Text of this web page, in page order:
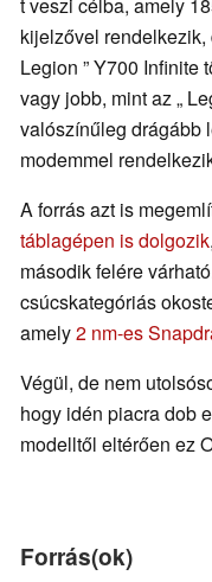
kijelzővel rendelkezik,
Legion ” Y700 Infinite
vagy jobb, mint az „
valószínűleg drágább
modemmel
A forrás azt is
táblagépen is dolgozik
második felére
csúcskategóriás
amely2 nm-es
Végül, de nem
hogy idén piacra dob
modelltől eltérően ez
Forrás(ok)